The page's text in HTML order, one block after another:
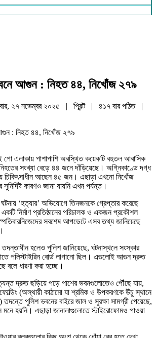
আগুন : নিহত ৪৪, নিখোঁজ ২৭৯
২৭ নভেম্বর ২০২৫ | প্রিন্ট | ৪১৭ বার পঠিত
|
পো এলাকায় পাশাপাশি অবস্থিত কয়েকটি বহুতল আবাসিক
সংখ্যা বেড়ে ৪৪ জনে দাঁড়িয়েছে। অগ্নিকাণ্ডে দগ্ধ
আছেন ৪৫ জন। এছাড়া এখনো নিখোঁজ
কারণও জানা যায়নি এখন পর্যন্ত।
‘হত্যার’ অভিযোগে তিনজনকে গ্রেপ্তার করেছে
নির্মাণ প্রতিষ্ঠানের পরিচালক ও একজন প্রকৌশল
সবশেষ আপডেটে এসব তথ্য জানিয়েছে
হলেও পুলিশ জানিয়েছে, ঘটনাস্থলে সংস্কার
পলিস্টাইরিন বোর্ড লাগানো ছিল। এগুলোই আগুন দ্রুত
বলে ধারণা করা হচ্ছে।
দ্রুত ছড়িয়ে পড়ে পাশের ভবনগুলোতেও পৌঁছে যায়,
(অস্থায়ী কাঠামো যা শ্রমিক ও উপকরণকে উঁচু স্থানে
পুলিশ ভবনের বাইরে জাল ও সুরক্ষা সামগ্রী পেয়েছে,
হয়নি। এছাড়া জানালাগুলোতে স্টাইরোফোমও পাওয়া